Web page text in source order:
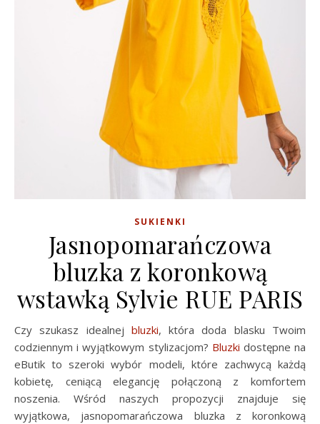
SUKIENKI
Jasnopomarańczowa
bluzka z koronkową
wstawką Sylvie RUE PARIS
Czy szukasz idealnej bluzki, która doda blasku Twoim
codziennym i wyjątkowym stylizacjom? Bluzki dostępne na
eButik to szeroki wybór modeli, które zachwycą każdą
kobietę, ceniącą elegancję połączoną z komfortem
noszenia. Wśród naszych propozycji znajduje się
wyjątkowa, jasnopomarańczowa bluzka z koronkową